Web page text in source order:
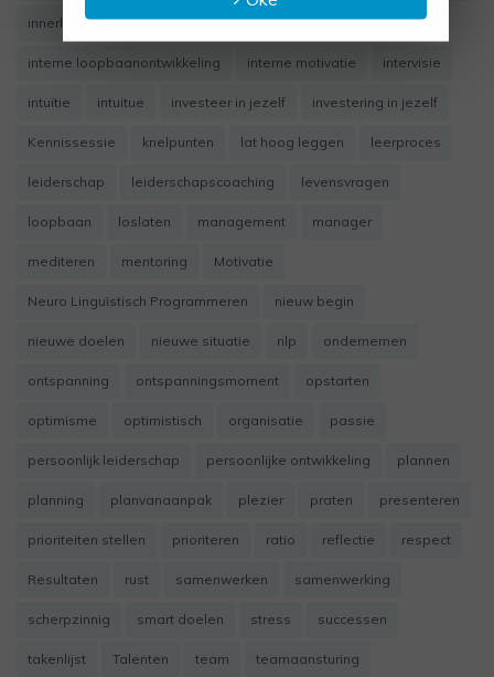
innerlijk weten inspiratie inspireren intentie
interne loopbaanontwikkeling interne motivatie intervisie
intuïtie intuitue investeer in jezelf investering in jezelf
Kennissessie knelpunten lat hoog leggen leerproces
leiderschap leiderschapscoaching levensvragen
loopbaan loslaten management manager
mediteren mentoring Motivatie
Neuro Linguïstisch Programmeren nieuw begin
nieuwe doelen nieuwe situatie nlp ondernemen
ontspanning ontspanningsmoment opstarten
optimisme optimistisch organisatie passie
persoonlijk leiderschap persoonlijke ontwikkeling plannen
planning planvanaanpak plezier praten presenteren
prioriteiten stellen prioriteren ratio reflectie respect
Resultaten rust samenwerken samenwerking
scherpzinnig smart doelen stress successen
takenlijst Talenten team teamaansturing